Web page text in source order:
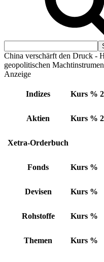
China verschärft den Druck -
geopolitischen
Anzeige
Indizes Kurs %
Aktien Kurs %
Xetra-Orderbuch
Fonds Kurs %
Devisen Kurs %
Rohstoffe Kurs %
Themen Kurs %